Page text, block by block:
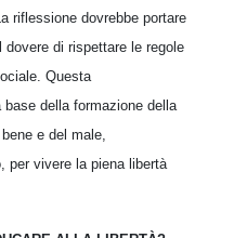
riflessione dovrebbe portare
di rispettare le regole
Questa
della formazione della
e del male,
per vivere la piena libertà